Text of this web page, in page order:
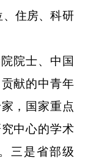
住房、科研
院士、中国
献的中青年
，国家重点
中心的学术
三是省部级